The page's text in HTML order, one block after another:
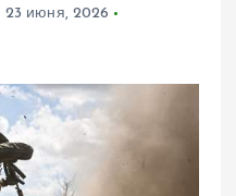
23 июня, 2026